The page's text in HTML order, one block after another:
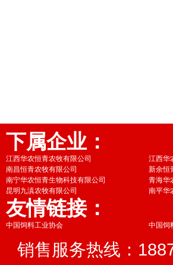
下属企业：
江西华农恒青农牧有限公司
江西华
南昌恒青农牧有限公司
新余恒
南宁华农恒青生物科技有限公司
青海华
昆明九滇农牧有限公司
南平华
友情链接：
中国饲料工业协会 中国饲
销售服务热线：